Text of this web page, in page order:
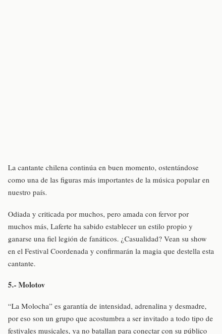
La cantante chilena continúa en buen momento, ostentándose
como una de las figuras más importantes de la música popular en
nuestro país.
Odiada y criticada por muchos, pero amada con fervor por
muchos más, Laferte ha sabido establecer un estilo propio y
ganarse una fiel legión de fanáticos. ¿Casualidad? Vean su show
en el Festival Coordenada y confirmarán la magia que destella esta
cantante.
5.- Molotov
“La Molocha” es garantía de intensidad, adrenalina y desmadre,
por eso son un grupo que acostumbra a ser invitado a todo tipo de
festivales musicales, ya no batallan para conectar con su público